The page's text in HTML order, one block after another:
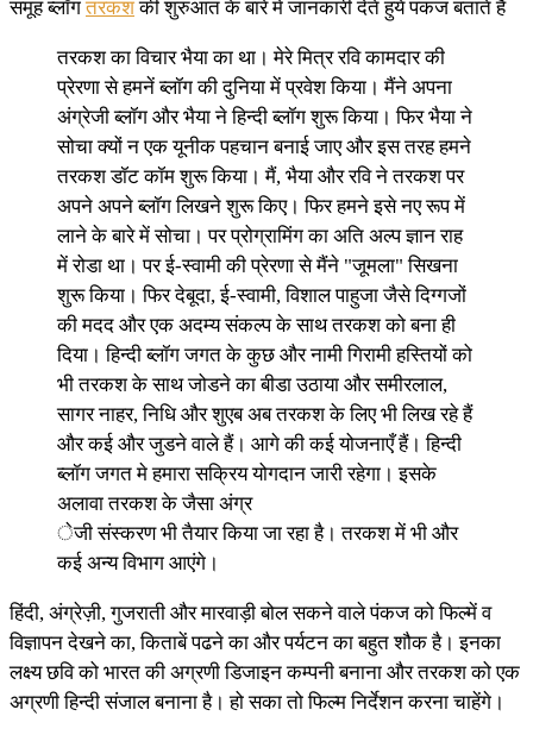
समूह ब्लॉगतरकशकी शुरुआत के बारे में जानकारी देते हुये पंकज बताते हैं
तरकश का विचार भैया का था। मेरे मित्र रवि कामदार की
प्रेरणा से हमनें ब्लॉग की दुनिया में प्रवेश किया। मैंने अपना
अंग्रेजी ब्लॉग और भैया ने हिन्दी ब्लॉग शुरू किया। फिर भैया ने
सोचा क्यों न एक यूनीक पहचान बनाई जाए और इस तरह हमने
तरकश डॉट कॉम शुरू किया। मैं, भैया और रवि ने तरकश पर
अपने अपने ब्लॉग लिखने शुरू किए। फिर हमने इसे नए रूप में
लाने के बारे में सोचा। पर प्रोग्रामिंग का अति अल्प ज्ञान राह
में रोडा था। पर ई-स्वामी की प्रेरणा से मैंने "जूमला" सिखना
शुरू किया। फिर देबूदा, ई-स्वामी, विशाल पाहुजा जैसे दिग्गजों
की मदद और एक अदम्य संकल्प के साथ तरकश को बना ही
दिया। हिन्दी ब्लॉग जगत के कुछ और नामी गिरामी हस्तियों को
भी तरकश के साथ जोडने का बीडा उठाया और समीरलाल,
सागर नाहर, निधि और शुएब अब तरकश के लिए भी लिख रहे हैं
और कई और जुडने वाले हैं। आगे की कई योजनाएँ हैं। हिन्दी
ब्लॉग जगत मे हमारा सक्रिय योगदान जारी रहेगा। इसके
अलावा तरकश के जैसा अंग्र
ेजी संस्करण भी तैयार किया जा रहा है। तरकश में भी और
कई अन्य विभाग आएंगे।
हिंदी, अंग्रेज़ी, गुजराती और मारवाड़ी बोल सकने वाले पंकज को फिल्में व
विज्ञापन देखने का, किताबें पढने का और पर्यटन का बहुत शौक है। इनका
लक्ष्य छवि को भारत की अग्रणी डिजाइन कम्पनी बनाना और तरकश को एक
अग्रणी हिन्दी संजाल बनाना है। हो सका तो फिल्म निर्देशन करना चाहेंगे।